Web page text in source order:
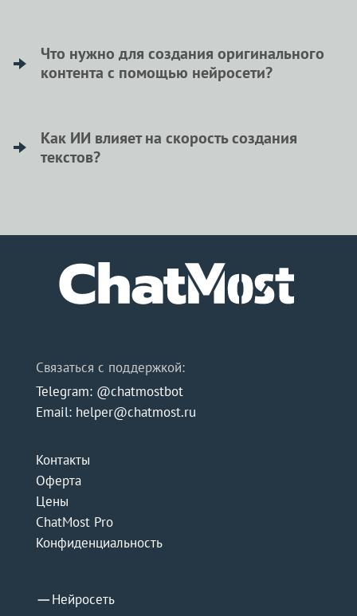
тексты, генерируя оригинальный контент,
который соответствует пожеланиям
Что нужно для создания оригинального
контента с помощью нейросети?
помощью нейросети нужно просто ввести
свои идеи и требования, а ИИ сделает
Как ИИ влияет на скорость создания
текстов?
минуты, что экономит время пользователя.
Связаться с поддержкой:
Telegram: @chatmostbot
Email: helper@chatmost.ru
Контакты
Оферта
Цены
ChatMost Pro
Конфиденциальность
Нейросеть